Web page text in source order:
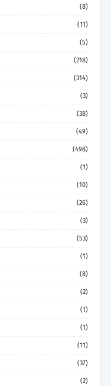
(8)
(11)
(5)
(218)
(314)
(3)
(38)
(49)
(498)
(1)
(10)
(26)
(3)
(53)
(1)
(8)
(2)
(1)
(1)
(11)
(37)
(2)